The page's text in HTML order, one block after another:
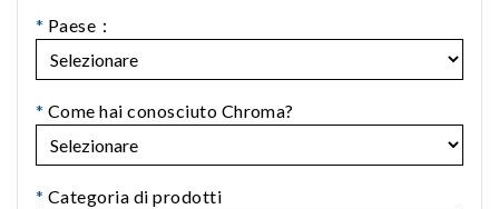
* Paese：
* Come hai conosciuto Chroma?
* Categoria di prodotti